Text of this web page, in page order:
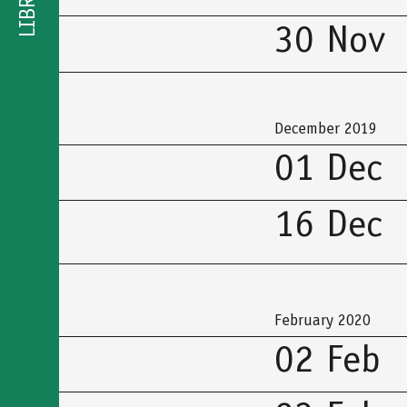
30 Nov
December 2019
01 Dec
16 Dec
February 2020
02 Feb